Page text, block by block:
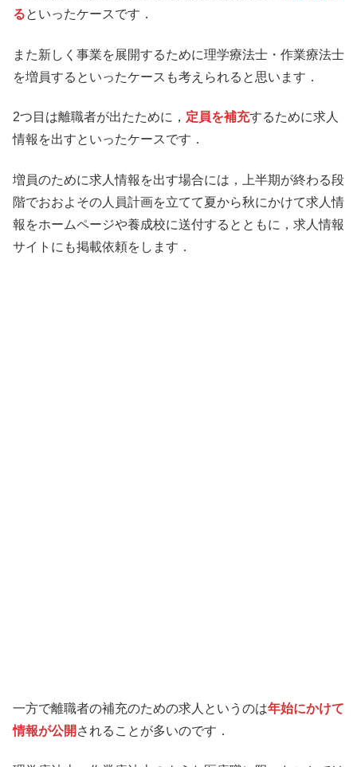
るといったケースです．
また新しく事業を展開するために理学療法士・作業療法士
を増員するといったケースも考えられると思います．
2つ目は離職者が出たために， 定員を補充するために求人
情報を出すといったケースです．
増員のために求人情報を出す場合には，上半期が終わる段
階でおおよその人員計画を立てて夏から秋にかけて求人情
報をホームページや養成校に送付するとともに，求人情報
サイトにも掲載依頼をします．
一方で離職者の補充のための求人というのは年始にかけて
情報が公開 されることが多いのです．